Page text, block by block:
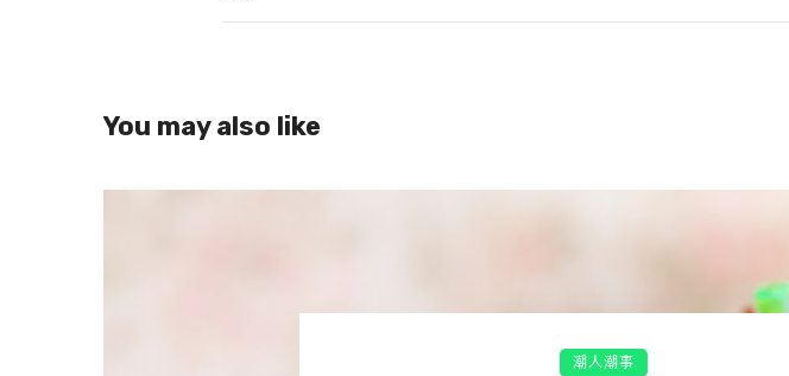
挑戰，特別開設了YouTube頻道。他從去年5月開始減肥，當時
成功，只剩下73.5公斤，從臃腫的宅男變成肌肉結實的大帥哥
You may also like
潮人潮事